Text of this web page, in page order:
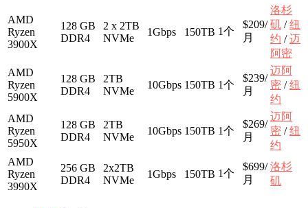
AMD
Ryzen
3900X
128 GB
DDR4
2 x 2TB
NVMe
1Gbps 150TB 1个
$209/
月
洛杉
矶 /纽
约 /迈
阿密
AMD
Ryzen
5900X
128 GB
DDR4
2TB
NVMe
10Gbps 150TB 1个
$239/
月
迈阿
密 /纽
约
AMD
Ryzen
5950X
128 GB
DDR4
2TB
NVMe
10Gbps 150TB 1个
$269/
月
迈阿
密 /纽
约
AMD
Ryzen
3990X
256 GB
DDR4
2x2TB
NVMe
1Gbps 150TB 1个
$699/
月
洛杉
矶